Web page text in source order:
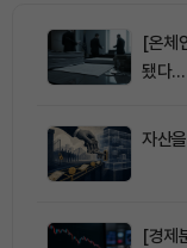
[온체
됐다…
자산
[경제